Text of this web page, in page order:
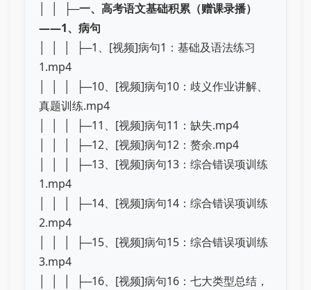
│ │ ├─一、高考语文基础积累（赠课录播）
——1、病句
│ │ │ ├─1、[视频]病句1：基础及语法练习
1.mp4
│ │ │ ├─10、[视频]病句10：歧义作业讲解、
真题训练.mp4
│ │ │ ├─11、[视频]病句11：缺失.mp4
│ │ │ ├─12、[视频]病句12：赘余.mp4
│ │ │ ├─13、[视频]病句13：综合错误项训练
1.mp4
│ │ │ ├─14、[视频]病句14：综合错误项训练
2.mp4
│ │ │ ├─15、[视频]病句15：综合错误项训练
3.mp4
│ │ │ ├─16、[视频]病句16：七大类型总结，